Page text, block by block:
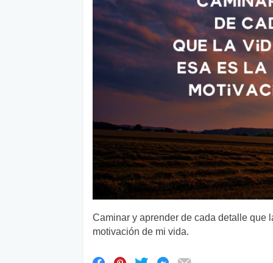
Caminar y aprender de cada detalle que
motivación de mi vida.